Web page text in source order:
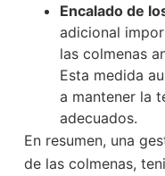
Encalado de
adicional
las colmenas
Esta medida
a mantener la
adecuados.
En resumen, una
de las colmenas,